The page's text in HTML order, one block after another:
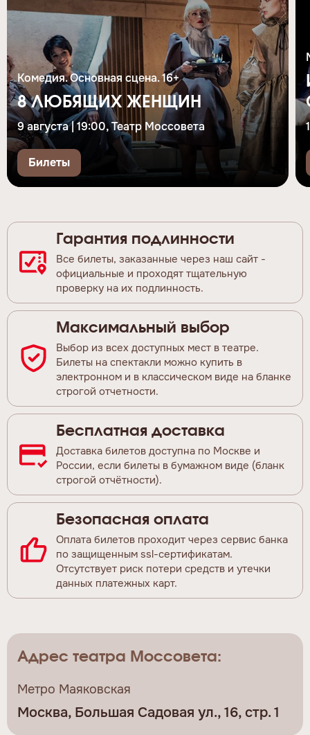
Комедия. Основная сцена. 16+
8 ЛЮБЯЩИХ ЖЕНЩИН
9 августа | 19:00, Театр Моссовета
Билеты
Гарантия подлинности
Все билеты, заказанные через наш сайт -
официальные и проходят тщательную
проверку на их подлинность.
Максимальный выбор
Выбор из всех доступных мест в театре.
Билеты на спектакли можно купить в
электронном и в классическом виде на бланке
строгой отчетности.
Бесплатная доставка
Доставка билетов доступна по Москве и
России, если билеты в бумажном виде (бланк
строгой отчётности).
Безопасная оплата
Оплата билетов проходит через сервис банка
по защищенным ssl-сертификатам.
Отсутствует риск потери средств и утечки
данных платежных карт.
Адрес театра Моссовета:
Метро Маяковская
Москва, Большая Садовая ул., 16, стр. 1